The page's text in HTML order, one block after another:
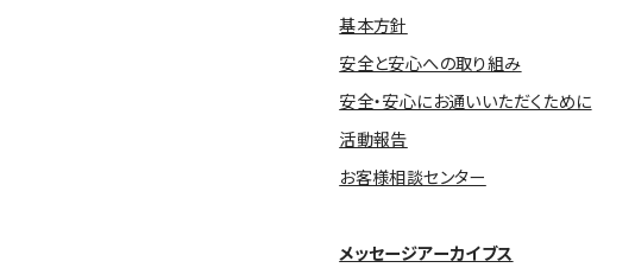
基本方針
安全と安心への取り組み
安全・安心にお通いいただくために
活動報告
お客様相談センター
メッセージアーカイブス